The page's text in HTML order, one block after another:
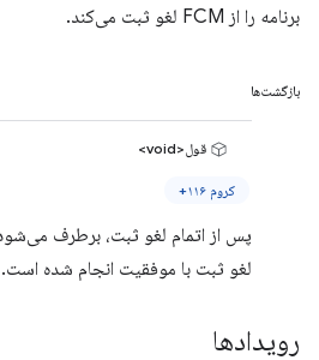
برنامه را از FCM لغو ثبت می‌کند.
بازگشت‌ها
قول<void>
کروم ۱۱۶+
لغو ثبت با موفقیت انجام شده است.
رویدادها